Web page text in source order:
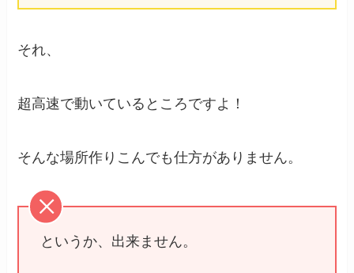
それ、
超高速で動いているところですよ！
そんな場所作りこんでも仕方がありません。
というか、出来ません。